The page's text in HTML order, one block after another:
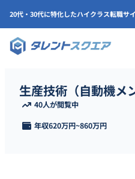
20代・30代に特化したハイクラス転職サ
生産技術（自動機メ
40人が閲覧中
年収620万円~860万円